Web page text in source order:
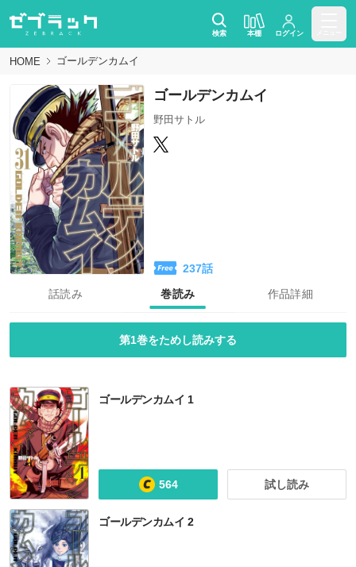
検索 本棚 ログイン
HOME ゴールデンカムイ
ゴールデンカムイ
野田サトル
237話
話読み
巻読み 作品詳細
ジョジョの奇妙な冒険 第3部 スターダストクルセイダース カラー版
第1巻をためし読みする
ゴールデンカムイ 1
564 試し読み
ゴールデンカムイ 2